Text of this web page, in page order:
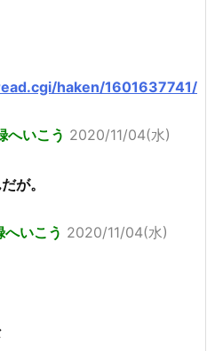
haken/1601637741/
へいこう 2020/11/04(水)
が。
いこう 2020/11/04(水)